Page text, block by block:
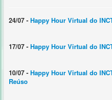
Equipe
Teses e Dissertações
24/07 - Happy Hour Virtual do
17/07 - Happy Hour Virtual do
10/07 - Happy Hour Virtual do
Reúso